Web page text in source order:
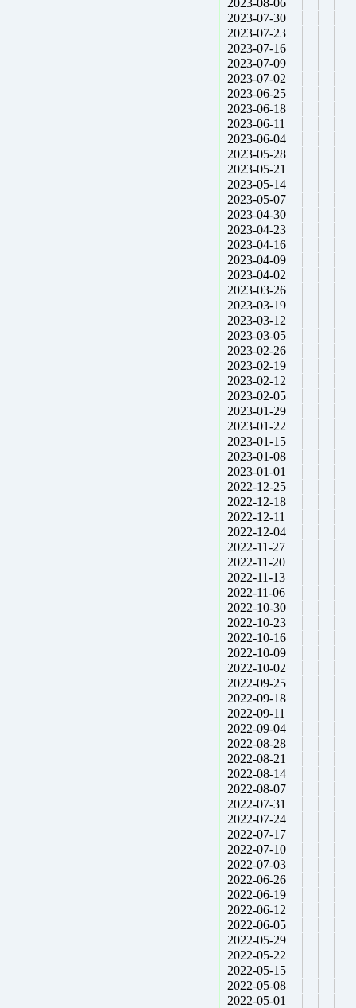
2023-08-06
2023-07-30
2023-07-23
2023-07-16
2023-07-09
2023-07-02
2023-06-25
2023-06-18
2023-06-11
2023-06-04
2023-05-28
2023-05-21
2023-05-14
2023-05-07
2023-04-30
2023-04-23
2023-04-16
2023-04-09
2023-04-02
2023-03-26
2023-03-19
2023-03-12
2023-03-05
2023-02-26
2023-02-19
2023-02-12
2023-02-05
2023-01-29
2023-01-22
2023-01-15
2023-01-08
2023-01-01
2022-12-25
2022-12-18
2022-12-11
2022-12-04
2022-11-27
2022-11-20
2022-11-13
2022-11-06
2022-10-30
2022-10-23
2022-10-16
2022-10-09
2022-10-02
2022-09-25
2022-09-18
2022-09-11
2022-09-04
2022-08-28
2022-08-21
2022-08-14
2022-08-07
2022-07-31
2022-07-24
2022-07-17
2022-07-10
2022-07-03
2022-06-26
2022-06-19
2022-06-12
2022-06-05
2022-05-29
2022-05-22
2022-05-15
2022-05-08
2022-05-01